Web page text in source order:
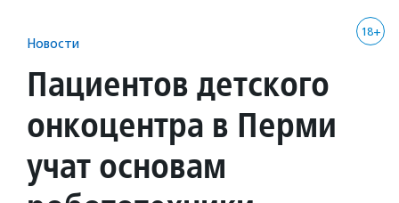
18+
Новости
Пациентов детского
онкоцентра в Перми
учат основам